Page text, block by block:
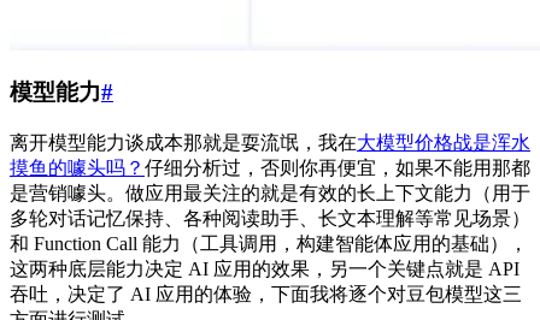
模型能力#
离开模型能力谈成本那就是耍流氓，我在大模型价格战是浑水
摸鱼的噱头吗？ 仔细分析过，否则你再便宜，如果不能用那都
是营销噱头。做应用最关注的就是有效的长上下文能力（用于
多轮对话记忆保持、各种阅读助手、长文本理解等常见场景）
和 Function Call 能力（工具调用，构建智能体应用的基础），
这两种底层能力决定 AI 应用的效果，另一个关键点就是 API
吞吐，决定了 AI 应用的体验，下面我将逐个对豆包模型这三